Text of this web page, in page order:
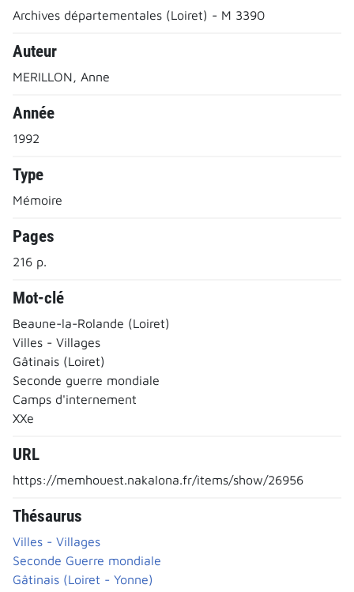
Archives départementales (Loiret) - M 3390
Auteur
MERILLON, Anne
Année
1992
Type
Mémoire
Pages
216 p.
Mot-clé
Beaune-la-Rolande (Loiret)
Villes - Villages
Gâtinais (Loiret)
Seconde guerre mondiale
Camps d'internement
XXe
URL
https://memhouest.nakalona.fr/items/show/26956
Thésaurus
Villes - Villages
Seconde Guerre mondiale
Gâtinais (Loiret - Yonne)